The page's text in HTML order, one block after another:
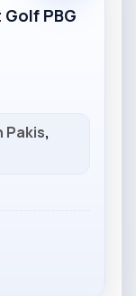
PBG
Pakis,